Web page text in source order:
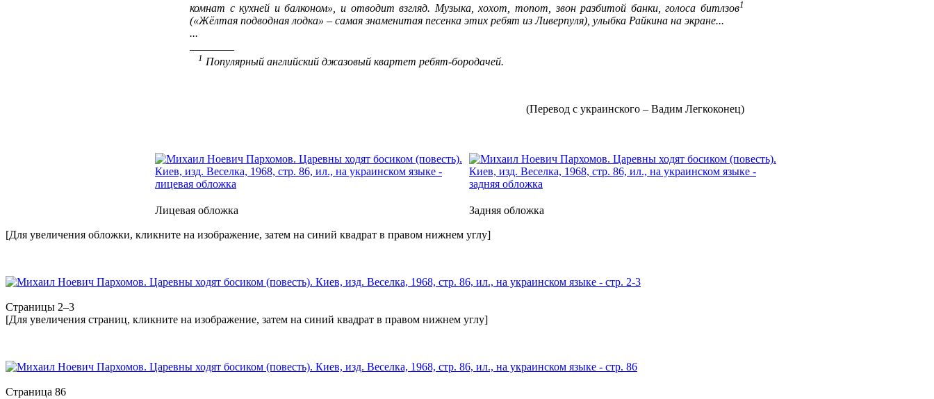
комнат с кухней и балконом», и отводит взгляд. Музыка, хохот, топот, звон разбитой банки, голоса битлзов1
(«Жёлтая подводная лодка» – самая знаменитая песенка этих ребят из Ливерпуля), улыбка Райкина на экране...
...
1 Популярный английский джазовый квартет ребят-бородачей.
(Перевод с украинского – Вадим Легкоконец)
Лицевая обложка Задняя обложка
[Для увеличения обложки, кликните на изображение, затем на синий квадрат в правом нижнем углу]
Страницы 2–3
[Для увеличения страниц, кликните на изображение, затем на синий квадрат в правом нижнем углу]
Страница 86